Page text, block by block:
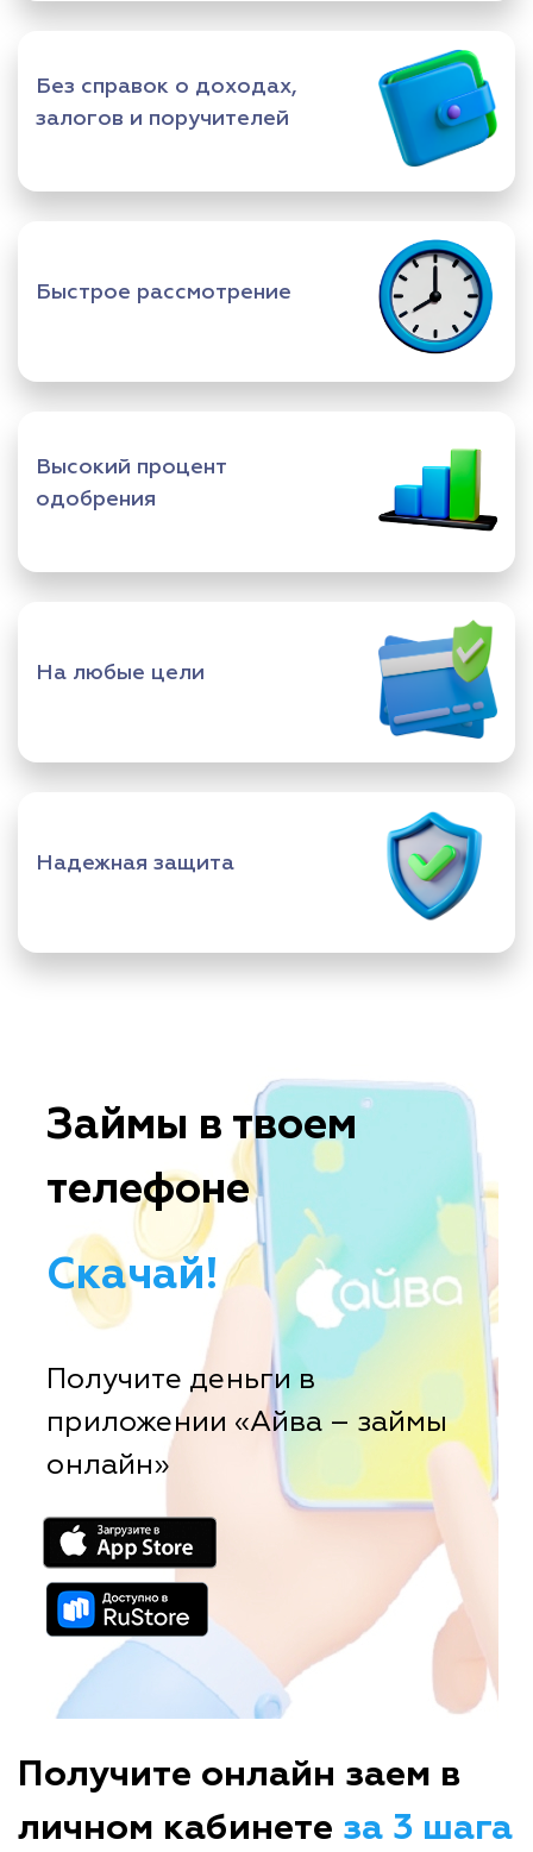
Без справок о доходах,
залогов и поручителей
Быстрое рассмотрение
Высокий процент
одобрения
На любые цели
Надежная защита
Займы в твоем
телефоне
Скачай!
Получите деньги в
приложении «Айва – займы
онлайн»
Получите онлайн заем в
личном кабинете за 3 шага